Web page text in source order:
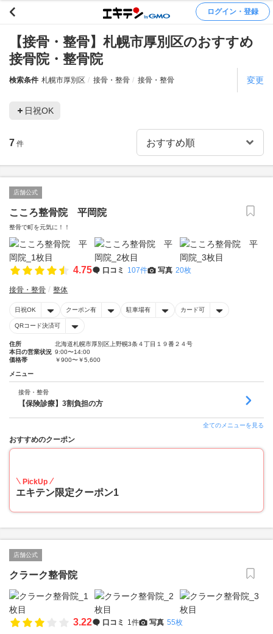
ログイン・登録
【接骨・整骨】札幌市厚別区のおすすめ
接骨院・整骨院
検索条件 札幌市厚別区 接骨・整骨 接骨・整骨 変更
日祝OK
7 件
店舗公式
こころ整骨院 平岡院
整骨で町を元気に！！
4.75 口コミ 107件 写真 20枚
接骨・整骨 整体
日祝OK クーポン有 駐車場有 カード可
QRコード決済可
住所
北海道札幌市厚別区上野幌3条４丁目１９番２４号
本日の営業状況 9:00〜14:00
価格帯
￥900〜￥5,600
メニュー
接骨・整骨
【保険診療】3割負担の方
全てのメニューを見る
おすすめのクーポン
PickUp
エキテン限定クーポン1
店舗公式
クラーク整骨院
3.22 口コミ 1件 写真 55枚